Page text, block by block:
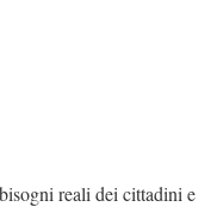
reali dei cittadini e